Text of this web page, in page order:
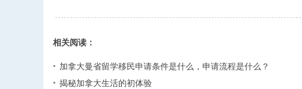
相关阅读：
加拿大曼省留学移民申请条件是什么，申请流程是什么？
揭秘加拿大生活的初体验